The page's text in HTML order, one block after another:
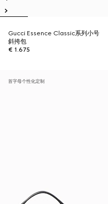
Gucci Essence Classic系列小号
斜挎包
€ 1.675
首字母个性化定制